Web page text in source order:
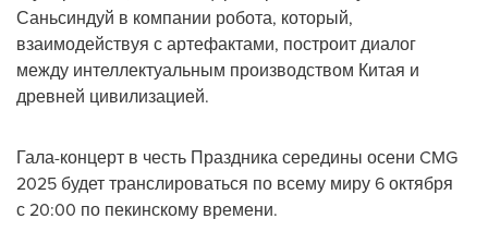
Саньсиндуй в компании робота, который,
взаимодействуя с артефактами, построит диалог
между интеллектуальным производством Китая и
древней цивилизацией.
Гала-концерт в честь Праздника середины осени CMG
2025 будет транслироваться по всему миру 6 октября
с 20:00 по пекинскому времени.